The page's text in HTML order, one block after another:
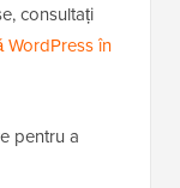
consultați
WordPress în
pentru a